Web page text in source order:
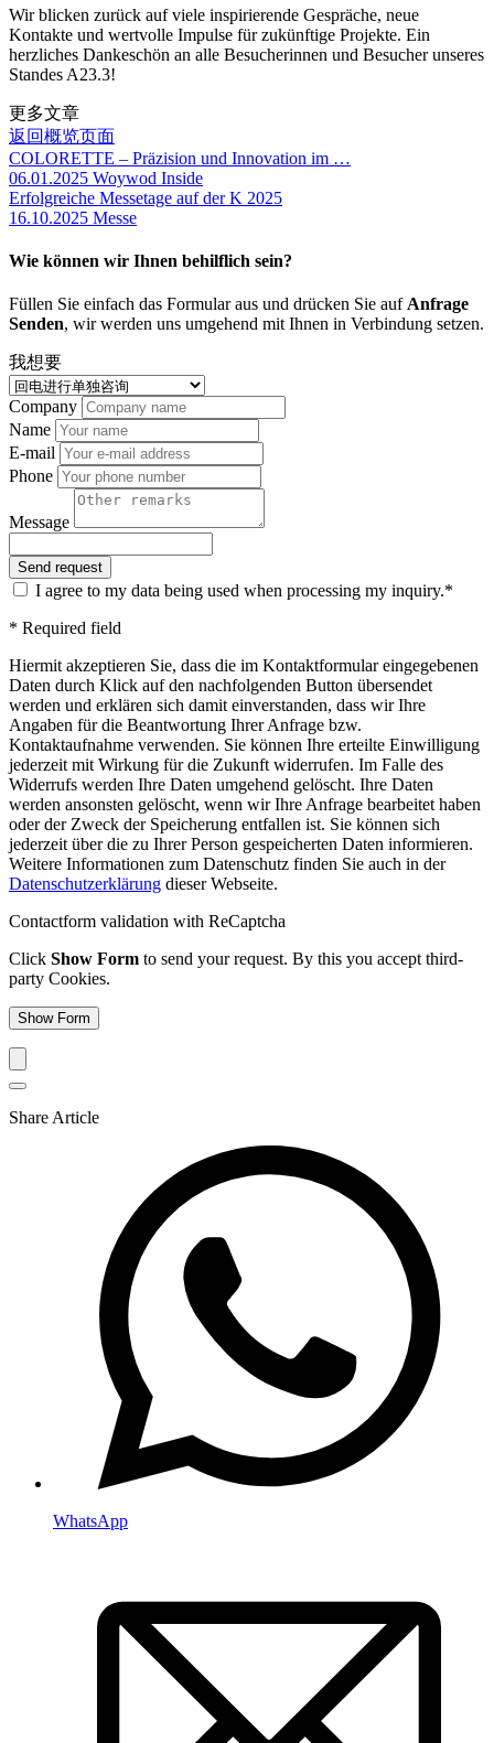
Wir blicken zurück auf viele inspirierende Gespräche, neue
Kontakte und wertvolle Impulse für zukünftige Projekte. Ein
herzliches Dankeschön an alle Besucherinnen und Besucher unseres
Standes A23.3!
更多文章
返回概览页面
COLORETTE – Präzision und Innovation im …
06.01.2025 Woywod Inside
Erfolgreiche Messetage auf der K 2025
16.10.2025 Messe
Wie können wir Ihnen behilflich sein?
Füllen Sie einfach das Formular aus und drücken Sie auf Anfrage
Senden, wir werden uns umgehend mit Ihnen in Verbindung setzen.
我想要
Company
Name
E-mail
Phone
Message
I agree to my data being used when processing my inquiry.*
* Required field
Hiermit akzeptieren Sie, dass die im Kontaktformular eingegebenen
Daten durch Klick auf den nachfolgenden Button übersendet
werden und erklären sich damit einverstanden, dass wir Ihre
Angaben für die Beantwortung Ihrer Anfrage bzw.
Kontaktaufnahme verwenden. Sie können Ihre erteilte Einwilligung
jederzeit mit Wirkung für die Zukunft widerrufen. Im Falle des
Widerrufs werden Ihre Daten umgehend gelöscht. Ihre Daten
werden ansonsten gelöscht, wenn wir Ihre Anfrage bearbeitet haben
oder der Zweck der Speicherung entfallen ist. Sie können sich
jederzeit über die zu Ihrer Person gespeicherten Daten informieren.
Weitere Informationen zum Datenschutz finden Sie auch in der
Datenschutzerklärung dieser Webseite.
Contactform validation with ReCaptcha
Click Show Form to send your request. By this you accept third-
party Cookies.
Show Form
Share Article
WhatsApp